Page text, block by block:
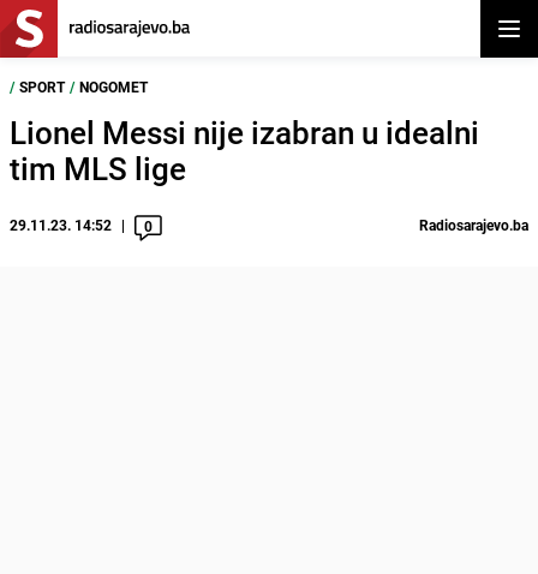
/ SPORT / NOGOMET
Lionel Messi nije izabran u idealni
tim MLS lige
29.11.23. 14:52 0 Radiosarajevo.ba